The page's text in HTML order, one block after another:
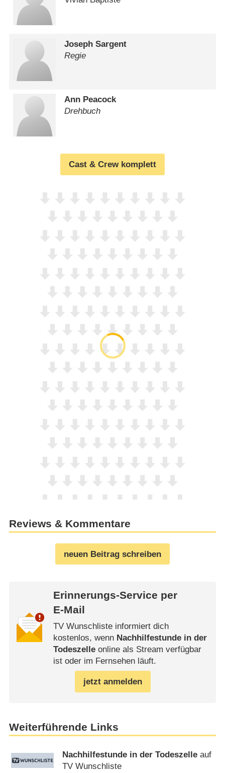
Joseph Sargent
Regie
Ann Peacock
Drehbuch
Cast & Crew komplett
Reviews & Kommentare
neuen Beitrag schreiben
Erinnerungs-Service per
E-Mail
TV Wunschliste informiert dich
kostenlos, wenn Nachhilfestunde in der
Todeszelleonline als Stream verfügbar
ist oder im Fernsehen läuft.
jetzt anmelden
Weiterführende Links
Nachhilfestunde in der Todeszelle auf
TV Wunschliste